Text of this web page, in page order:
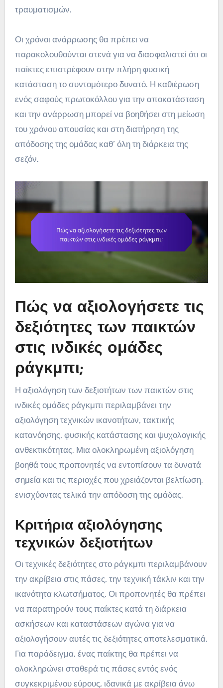
τραυματισμών.
Οι χρόνοι ανάρρωσης θα πρέπει να
παρακολουθούνται στενά για να διασφαλιστεί ότι οι
παίκτες επιστρέφουν στην πλήρη φυσική
κατάσταση το συντομότερο δυνατό. Η καθιέρωση
ενός σαφούς πρωτοκόλλου για την αποκατάσταση
και την ανάρρωση μπορεί να βοηθήσει στη μείωση
του χρόνου απουσίας και στη διατήρηση της
απόδοσης της ομάδας καθ’ όλη τη διάρκεια της
σεζόν.
Πώς να αξιολογήσετε τις
δεξιότητες των παικτών
στις ινδικές ομάδες
ράγκμπι;
Η αξιολόγηση των δεξιοτήτων των παικτών στις
ινδικές ομάδες ράγκμπι περιλαμβάνει την
αξιολόγηση τεχνικών ικανοτήτων, τακτικής
κατανόησης, φυσικής κατάστασης και ψυχολογικής
ανθεκτικότητας. Μια ολοκληρωμένη αξιολόγηση
βοηθά τους προπονητές να εντοπίσουν τα δυνατά
σημεία και τις περιοχές που χρειάζονται βελτίωση,
ενισχύοντας τελικά την απόδοση της ομάδας.
Κριτήρια αξιολόγησης
τεχνικών δεξιοτήτων
Οι τεχνικές δεξιότητες στο ράγκμπι περιλαμβάνουν
την ακρίβεια στις πάσες, την τεχνική τάκλιν και την
ικανότητα κλωτσήματος. Οι προπονητές θα πρέπει
να παρατηρούν τους παίκτες κατά τη διάρκεια
ασκήσεων και καταστάσεων αγώνα για να
αξιολογήσουν αυτές τις δεξιότητες αποτελεσματικά.
Για παράδειγμα, ένας παίκτης θα πρέπει να
ολοκληρώνει σταθερά τις πάσες εντός ενός
συγκεκριμένου εύρους, ιδανικά με ακρίβεια άνω